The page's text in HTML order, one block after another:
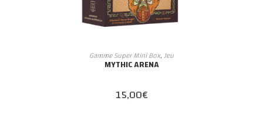
AJOUTER AU PANIER
Gamme Super Mini Box,Jeu
MYTHIC ARENA
15,00€